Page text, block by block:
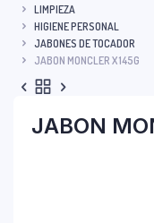
LIMPIEZA
HIGIENE PERSONAL
JABONES DE TOCADOR
JABON MONCLER X 145G
JABON